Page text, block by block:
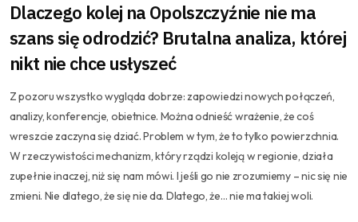
Dlaczego kolej na Opolszczyźnie nie ma
szans się odrodzić? Brutalna analiza, której
nikt nie chce usłyszeć
Z pozoru wszystko wygląda dobrze: zapowiedzi nowych połączeń,
analizy, konferencje, obietnice. Można odnieść wrażenie, że coś
wreszcie zaczyna się dziać. Problem w tym, że to tylko powierzchnia.
W rzeczywistości mechanizm, który rządzi koleją w regionie, działa
zupełnie inaczej, niż się nam mówi. I jeśli go nie zrozumiemy – nic się nie
zmieni. Nie dlatego, że się nie da. Dlatego, że… nie ma takiej woli.